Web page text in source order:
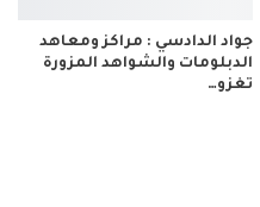
جواد الدادسي : مراكز ومعاهد
الدبلومات والشواهد المزورة
تغزو…